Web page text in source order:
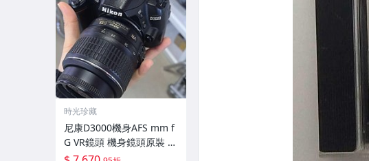
時光珍藏
尼康D3000機身AFS mm f
G VR鏡頭 機身鏡頭原裝 無
拆修無翻新 有輕微使用痕